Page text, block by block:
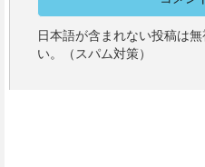
日本語が含まれない投稿は
い。（スパム対策）